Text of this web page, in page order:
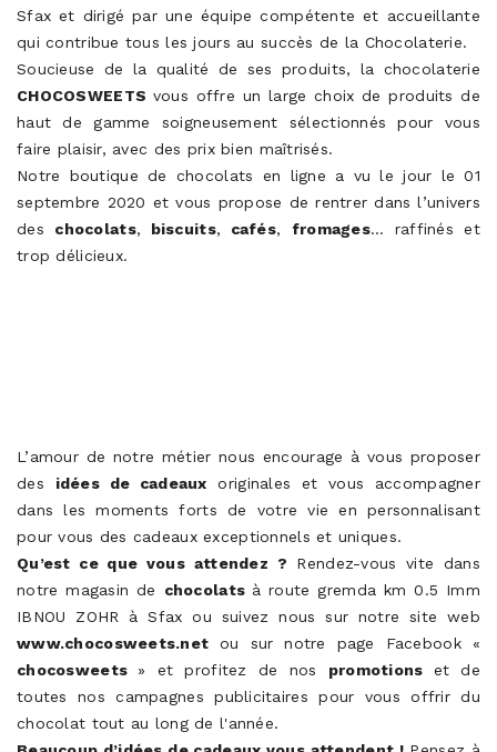
Sfax et dirigé par une équipe compétente et accueillante
qui contribue tous les jours au succès de la Chocolaterie.
Soucieuse de la qualité de ses produits, la chocolaterie
CHOCOSWEETS vous offre un large choix de produits de
haut de gamme soigneusement sélectionnés pour vous
faire plaisir, avec des prix bien maîtrisés.
Notre boutique de chocolats en ligne a vu le jour le 01
septembre 2020 et vous propose de rentrer dans l’univers
des chocolats, biscuits, cafés, fromages… raffinés et
trop délicieux.
L’amour de notre métier nous encourage à vous proposer
des idées de cadeaux originales et vous accompagner
dans les moments forts de votre vie en personnalisant
pour vous des cadeaux exceptionnels et uniques.
Qu’est ce que vous attendez ? Rendez-vous vite dans
notre magasin de chocolats à route gremda km 0.5 Imm
IBNOU ZOHR à Sfax ou suivez nous sur notre site web
www.chocosweets.net ou sur notre page Facebook «
chocosweets » et profitez de nos promotions et de
toutes nos campagnes publicitaires pour vous offrir du
chocolat tout au long de l'année.